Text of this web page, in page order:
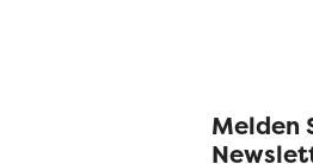
Melden